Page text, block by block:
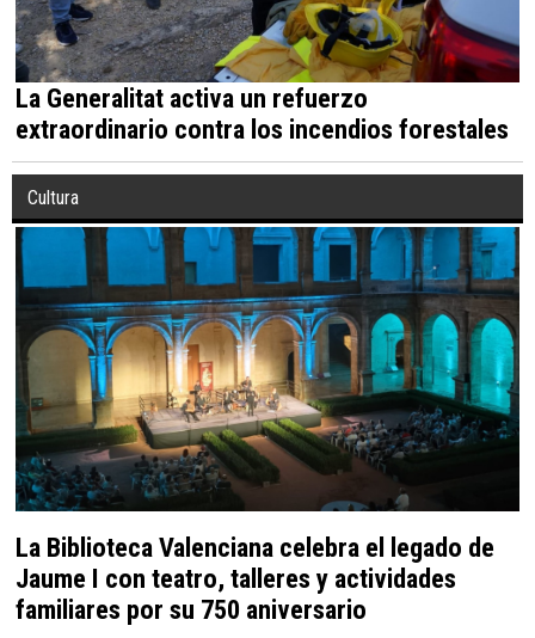
La Generalitat activa un refuerzo
extraordinario contra los incendios forestales
Cultura
La Biblioteca Valenciana celebra el legado de
Jaume I con teatro, talleres y actividades
familiares por su 750 aniversario